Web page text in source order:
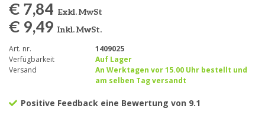
€ 7,84 Exkl. MwSt
€ 9,49 Inkl. MwSt.
Art. nr.
1409025
Verfügbarkeit
Auf Lager
Versand
An Werktagen vor 15.00 Uhr bestellt und
am selben Tag versandt
Positive Feedback eine Bewertung von 9.1